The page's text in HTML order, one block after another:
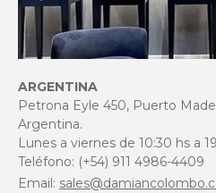
ARGENTINA
Petrona Eyle 450, Puerto
Argentina.
Lunes a viernes de 10:30 hs a
Teléfono: (+54) 911 4986-4409
Email: